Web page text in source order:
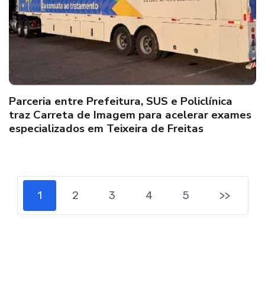
Parceria entre Prefeitura, SUS e Policlínica
traz Carreta de Imagem para acelerar exames
especializados em Teixeira de Freitas
1 2 3 4 5 >>